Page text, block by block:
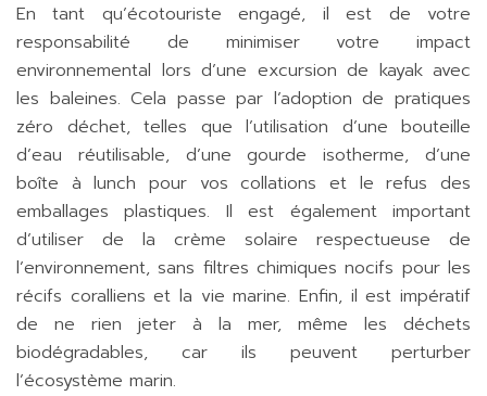
En tant qu’écotouriste engagé, il est de votre
responsabilité de minimiser votre impact
environnemental lors d’une excursion de kayak avec
les baleines. Cela passe par l’adoption de pratiques
zéro déchet, telles que l’utilisation d’une bouteille
d’eau réutilisable, d’une gourde isotherme, d’une
boîte à lunch pour vos collations et le refus des
emballages plastiques. Il est également important
d’utiliser de la crème solaire respectueuse de
l’environnement, sans filtres chimiques nocifs pour les
récifs coralliens et la vie marine. Enfin, il est impératif
de ne rien jeter à la mer, même les déchets
biodégradables, car ils peuvent perturber
l’écosystème marin.